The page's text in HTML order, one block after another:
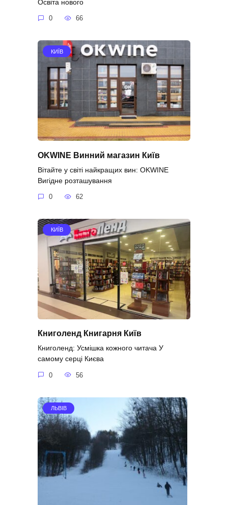
Освіта нового
0 66
КИЇВ
OKWINE Винний магазин Київ
Вітайте у світі найкращих вин: OKWINE
Вигідне розташування
0 62
КИЇВ
Книголенд Книгарня Київ
Книголенд: Усмішка кожного читача У
самому серці Києва
0 56
ЛЬВІВ